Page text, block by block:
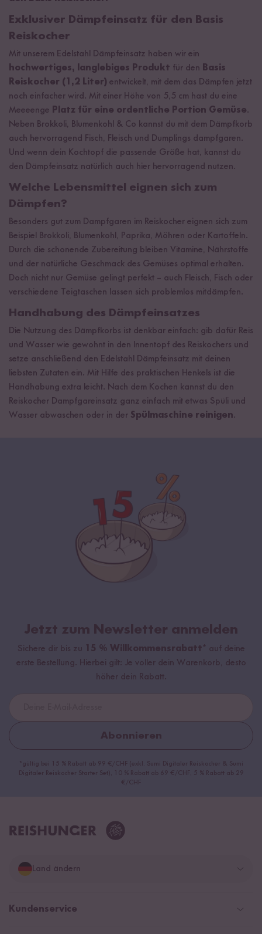
Exklusiver Dämpfeinsatz für den Basis
Reiskocher
Mit unserem Edelstahl Dämpfeinsatz haben wir ein
hochwertiges, langlebiges Produkt für den Basis
Reiskocher (1,2 Liter) entwickelt, mit dem das Dämpfen jetzt
noch einfacher wird. Mit einer Höhe von 5,5 cm hast du eine
Meeeenge Platz für eine ordentliche Portion Gemüse.
Neben Brokkoli, Blumenkohl & Co kannst du mit dem Dämpfkorb
auch hervorragend Fisch, Fleisch und Dumplings dampfgaren.
Und wenn dein Kochtopf die passende Größe hat, kannst du
den Dämpfeinsatz natürlich auch hier hervorragend nutzen.
Welche Lebensmittel eignen sich zum
Dämpfen?
Besonders gut zum Dampfgaren im Reiskocher eignen sich zum
Beispiel Brokkoli, Blumenkohl, Paprika, Möhren oder Kartoffeln.
Durch die schonende Zubereitung bleiben Vitamine, Nährstoffe
und der natürliche Geschmack des Gemüses optimal erhalten.
Doch nicht nur Gemüse gelingt perfekt – auch Fleisch, Fisch oder
verschiedene Teigtaschen lassen sich problemlos mitdämpfen.
Handhabung des Dämpfeinsatzes
Die Nutzung des Dämpfkorbs ist denkbar einfach: gib dafür Reis
und Wasser wie gewohnt in den Innentopf des Reiskochers und
setze anschließend den Edelstahl Dämpfeinsatz mit deinen
liebsten Zutaten ein. Mit Hilfe des praktischen Henkels ist die
Handhabung extra leicht. Nach dem Kochen kannst du den
Reiskocher Dampfgareinsatz ganz einfach mit etwas Spüli und
Wasser abwaschen oder in der Spülmaschine reinigen.
Jetzt zum Newsletter anmelden
Sichere dir bis zu 15 % Willkommensrabatt* auf deine
erste Bestellung. Hierbei gilt: Je voller dein Warenkorb, desto
höher dein Rabatt.
Abonnieren
*gültig bei 15 % Rabatt ab 99 €/CHF (exkl. Sumi Digitaler Reiskocher & Sumi
Digitaler Reiskocher Starter Set), 10 % Rabatt ab 69 €/CHF, 5 % Rabatt ab 29
€/CHF
Land ändern
Deutschland
Kundenservice